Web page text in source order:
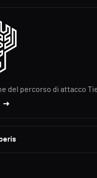
del percorso di attacco